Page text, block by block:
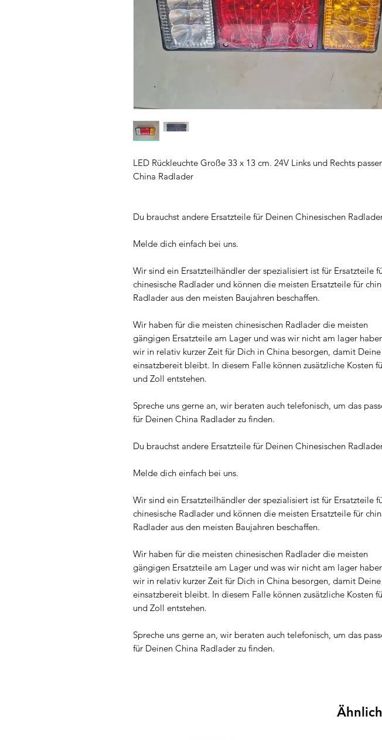
LED Rückleuchte Große 33 x 13 cm. 24V Links und Rechts
China Radlader
Du brauchst andere Ersatzteile für Deinen Chinesischen
Melde dich einfach bei uns.
Wir sind ein Ersatzteilhändler der spezialisiert ist für Ersatzteile
chinesische Radlader und können die meisten Ersatzteile für
Radlader aus den meisten Baujahren beschaffen.
Wir haben für die meisten chinesischen Radlader die meisten
gängigen Ersatzteile am Lager und was wir nicht am lager
wir in relativ kurzer Zeit für Dich in China besorgen, damit
einsatzbereit bleibt. In diesem Falle können zusätzliche Kosten
und Zoll entstehen.
Spreche uns gerne an, wir beraten auch telefonisch, um das
für Deinen China Radlader zu finden.
Du brauchst andere Ersatzteile für Deinen Chinesischen
Melde dich einfach bei uns.
Wir sind ein Ersatzteilhändler der spezialisiert ist für Ersatzteile
chinesische Radlader und können die meisten Ersatzteile für
Radlader aus den meisten Baujahren beschaffen.
Wir haben für die meisten chinesischen Radlader die meisten
gängigen Ersatzteile am Lager und was wir nicht am lager
wir in relativ kurzer Zeit für Dich in China besorgen, damit
einsatzbereit bleibt. In diesem Falle können zusätzliche Kosten
und Zoll entstehen.
Spreche uns gerne an, wir beraten auch telefonisch, um das
für Deinen China Radlader zu finden.